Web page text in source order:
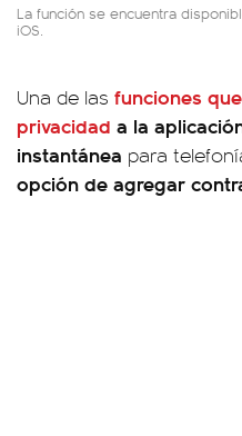
La función se encuentra
iOS.
Una de las funciones
privacidad a la
instantánea para
opción de agregar